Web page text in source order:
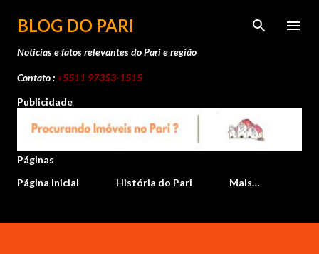
Pular para o conteúdo principal
BLOG DO PARI
Noticias e fatos relevantes do Pari e região
Contato :+5511 97353-1515
Publicidade
Páginas
Página inicial
História do Pari Mais…